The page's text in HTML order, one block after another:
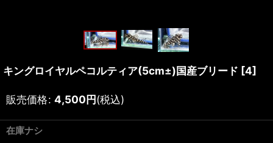
キングロイヤルペコルティア(5cm±)国産ブリード [4]
販売価格: 4,500円(税込)
在庫ナシ